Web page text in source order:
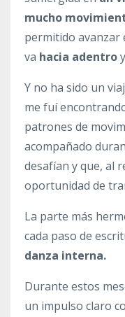
mucho
permitido avanzar
va hacia adentro
Y no ha sido un
me fuí
patrones de
acompañado
desafían y que, al
oportunidad de
La parte más
cada paso de
danza interna.
Durante estos
un impulso claro